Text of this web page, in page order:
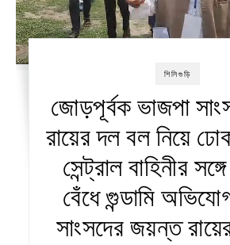
শিলিগুড়ি
জোড়পূর্বক ভাজপা
রায়ের দল বল নিয়ে
সেন্ট্রাল বাহিনীর
বেঁধে গুন্ডামি
সাংসদের জয়ন্ত